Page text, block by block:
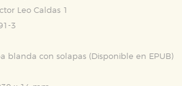
Leo Caldas 1
3
blanda con solapas (Disponible en EPUB)